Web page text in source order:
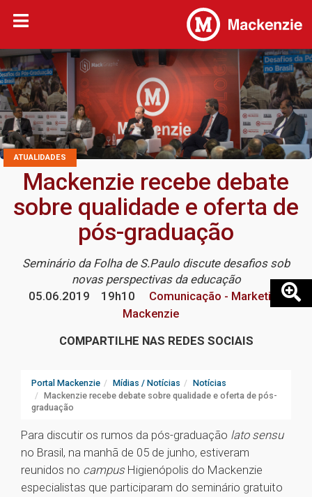
ATUALIDADES
Mackenzie recebe debate
sobre qualidade e oferta de
pós-graduação
Seminário da Folha de S.Paulo discute desafios sob
novas perspectivas da educação
05.06.2019
19h10
Comunicação - Marketing
Mackenzie
COMPARTILHE NAS REDES SOCIAIS
Portal Mackenzie Mídias / Notícias
Notícias
Mackenzie recebe debate sobre qualidade e oferta de pós-
graduação
Para discutir os rumos da pós-graduação lato sensu
no Brasil, na manhã de 05 de junho, estiveram
reunidos no campus Higienópolis do Mackenzie
especialistas que participaram do seminário gratuito